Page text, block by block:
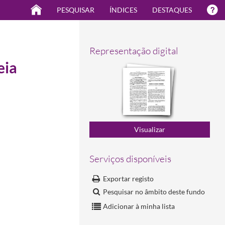
PESQUISAR ÍNDICES DESTAQUES
Representação digital
Serviços disponíveis
Exportar registo
Pesquisar no âmbito deste fundo
Adicionar à minha lista